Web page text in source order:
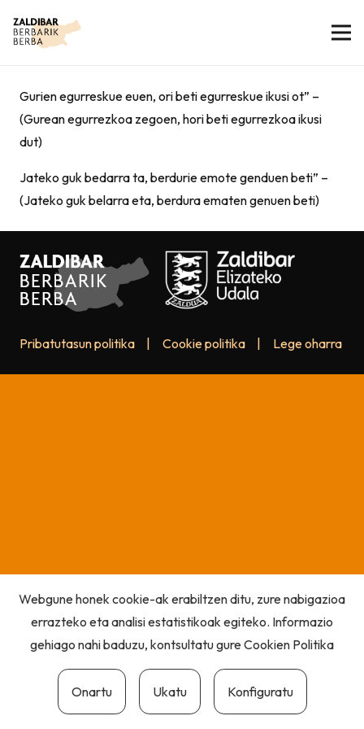
Gurien egurreskue euen, ori beti egurreskue ikusi ot” –
(Gurean egurrezkoa zegoen, hori beti egurrezkoa ikusi
dut)
Jateko guk bedarra ta, berdurie emote genduen beti” –
(Jateko guk belarra eta, berdura ematen genuen beti)
Pribatutasun politika Cookie politika Lege oharra
Webgune honek cookie-ak erabiltzen ditu, zure nabigazioa
errazteko eta analisi estatistikoak egiteko. Informazio
gehiago nahi baduzu, kontsultatu gureCookien Politika
Onartu Ukatu Konfiguratu